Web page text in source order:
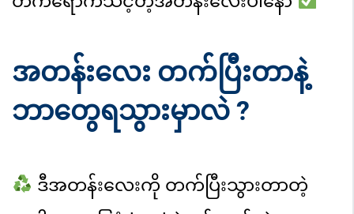
အတန်းလေး တက်ပြီးတာနဲ့
ဘာတွေရသွားမှာလဲ ?
ဒီအတန်းလေးကို တက်ပြီးသွားတာတဲ့